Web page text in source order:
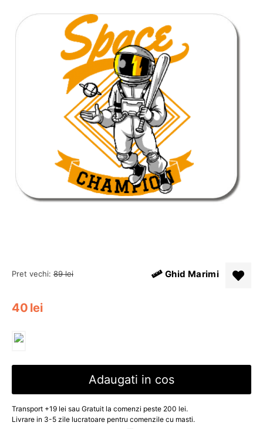
Pret vechi: 89 lei
40 lei
Ghid Marimi
Adaugati in cos
Transport +19 lei sau Gratuit la comenzi peste 200 lei.
Livrare in 3-5 zile lucratoare pentru comenzile cu masti.